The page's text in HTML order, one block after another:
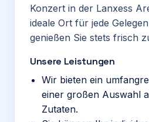
Konzert in der Lanxess
ideale Ort für jede
genießen Sie stets frisch
Unsere Leistungen
Wir bieten ein
einer großen Auswahl
Zutaten.